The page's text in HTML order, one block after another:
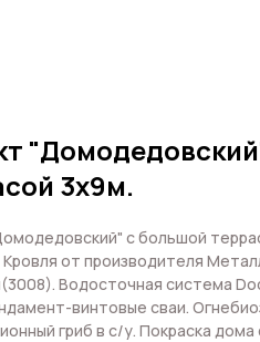
3х9м.
с большой
Кровля от производителя
Водосточная система
винтовые сваи.
гриб в с/у. Покраска